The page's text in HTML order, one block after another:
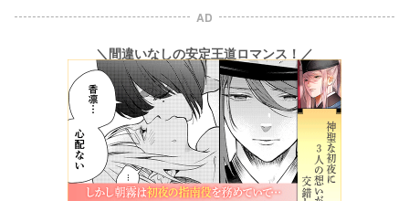
AD
＼間違いなしの安定王道ロマンス！／